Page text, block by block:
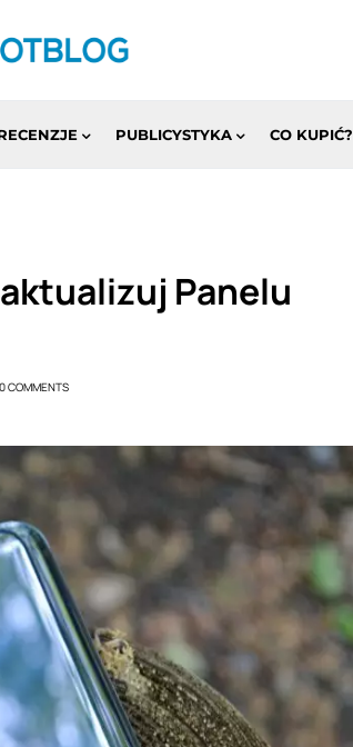
PUBLICYSTYKA CO KUPIĆ?
Panelu
0 COMMENTS